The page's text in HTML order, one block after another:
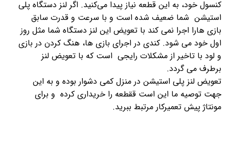
کنسول خود، به این قطعه نیاز پیدا می‌کنید. اگر لنز دستگاه پلی
استیشن شما ضعیف شده است و با سرعت و قدرت سابق
بازی هارا اجرا نمی کند با تعویض این لنز دستگاه شما مثل روز
اول خود می شود. کندی در اجرای بازی ها، هنگ کردن در بازی
و لود با تاخیر از مشکلات رایجی است که با تعویض لنز
برطرف می گردد.
تعویض لنز پلی استیشن در منزل کمی دشوار بوده و به این
جهت توصیه ما این است ققطعه را خریداری کرده و برای
مونتاژ پیش تعمیرکار مرتبط ببرید.